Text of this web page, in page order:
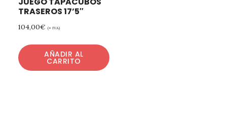
TRASEROS 17’5″
104,00€ (+ IVA)
AÑADIR AL
CARRITO